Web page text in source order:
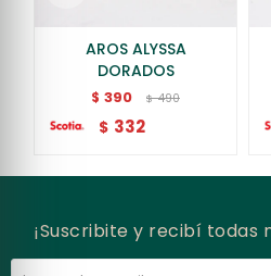
AROS ALYSSA
DORADOS
$ 390 $ 490
$ 332
¡Suscribite y recibí todas